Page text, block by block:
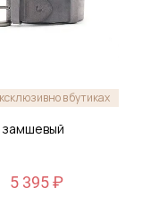
в бутиках
5 395 ₽